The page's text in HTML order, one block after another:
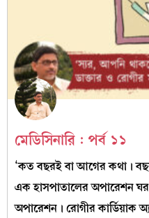
মেডিসিনারি : পর্ব ১১
‘কত বছরই বা আগের কথা।
এক হাসপাতালের অপারেশন
অপারেশন। রোগীর কার্ডিয়াক